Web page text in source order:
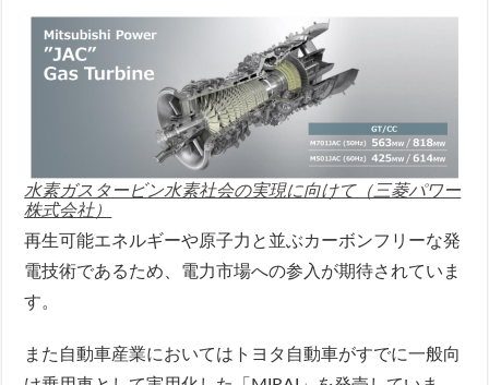
水素ガスタービン水素社会の実現に向けて（三菱パワー
株式会社）
再生可能エネルギーや原子力と並ぶカーボンフリーな発
電技術であるため、電力市場への参入が期待されていま
す。
また自動車産業においてはトヨタ自動車がすでに一般向